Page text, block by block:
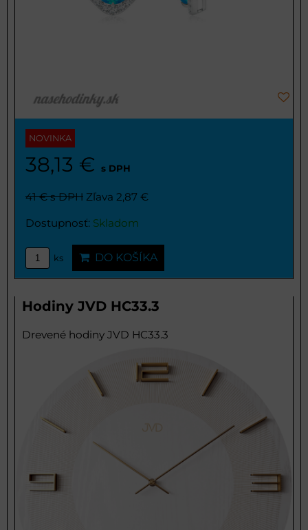
NOVINKA
38,13 € s DPH
41 €s DPH Zľava 2,87 €
Dostupnosť: Skladom
ks DO KOŠÍKA
Hodiny JVD HC33.3
Drevené hodiny JVD HC33.3